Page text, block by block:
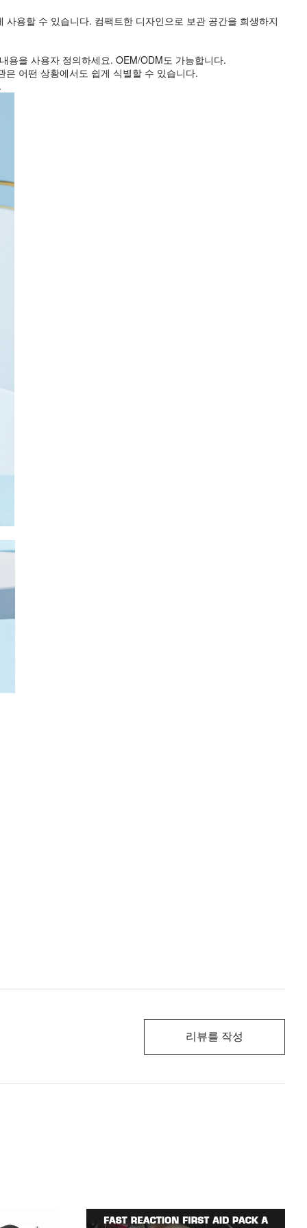
용할 수 있습니다. 컴팩트한 디자인으로 보관 공간을 희생하지
용을 사용자 정의하세요. OEM/ODM도 가능합니다.
어떤 상황에서도 쉽게 식별할 수 있습니다.
리뷰를 작성